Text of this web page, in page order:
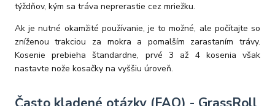
týždňov, kým sa tráva neprerastie cez mriežku.
Ak je nutné okamžité používanie, je to možné, ale počítajte so
zníženou trakciou za mokra a pomalším zarastaním trávy.
Kosenie prebieha štandardne, prvé 3 až 4 kosenia však
nastavte nože kosačky na vyššiu úroveň.